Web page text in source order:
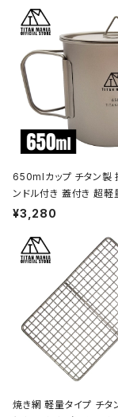
ンプ アウトドア キャン
付き
650mlカップ チタン製
ンドル付き 蓋付き 超軽
OK シングルマグカップ
トドア キャンプ用品 収
¥3,280
焼き網 軽量タイプ チタ